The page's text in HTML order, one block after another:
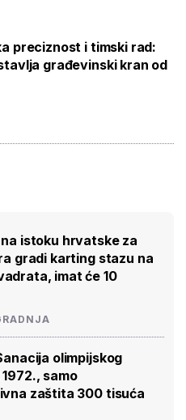
preciznost i timski rad:
građevinski kran od
istoku hrvatske za
gradi karting stazu na
imat će 10
olimpijskog
samo
zaštita 300 tisuća